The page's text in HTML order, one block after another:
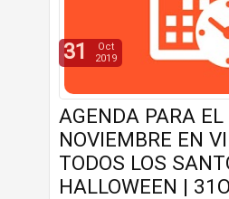
AGENDA PARA
NOVIEMBRE EN
TODOS LOS
HALLOWEEN |
31
Oct
2019